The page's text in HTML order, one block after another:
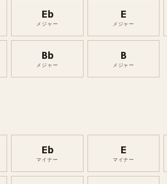
Eb
メジャー
E
メジャー
Bb
メジャー
B
メジャー
Eb
マイナー
E
マイナー